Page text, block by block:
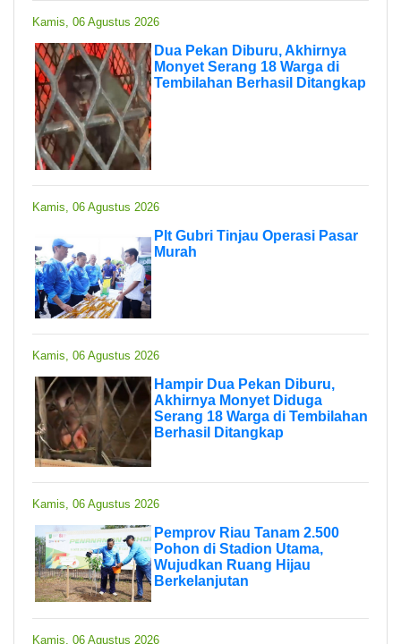
Kamis, 06 Agustus 2026
Dua Pekan Diburu, Akhirnya
Monyet Serang 18 Warga di
Tembilahan Berhasil Ditangkap
Kamis, 06 Agustus 2026
Plt Gubri Tinjau Operasi Pasar
Murah
Kamis, 06 Agustus 2026
Hampir Dua Pekan Diburu,
Akhirnya Monyet Diduga
Serang 18 Warga di Tembilahan
Berhasil Ditangkap
Kamis, 06 Agustus 2026
Pemprov Riau Tanam 2.500
Pohon di Stadion Utama,
Wujudkan Ruang Hijau
Berkelanjutan
Kamis, 06 Agustus 2026